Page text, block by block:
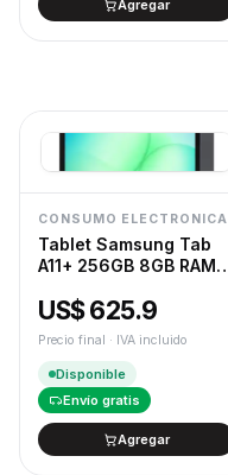
Agregar
CONSUMO ELECTRONICA
Tablet Samsung Tab
A11+ 256GB 8GB RAM
US$ 625.9
Precio final · IVA incluido
Disponible
Envío gratis
Agregar